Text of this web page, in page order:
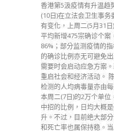
香港第5汲疫情有升温趋
(10日)在立法会卫生事
有变化，上周二(5月31
平均新增475宗确诊个案
86%；部分监测疫情的
的确诊比例亦无可避免
需要时会启动应急方案
重启社会和经济活动。
检测的人均病毒量亦由
本周二(7日)的2万个单
中招的比例，日均大概
升。不过，目前绝大部
和死亡率也属保持稳。